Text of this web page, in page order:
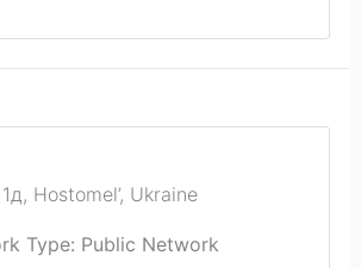
, Hostomel’, Ukraine
Type: Public Network